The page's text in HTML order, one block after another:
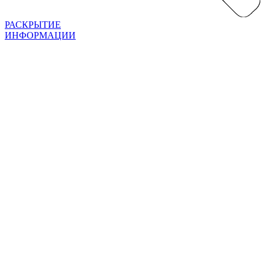
РАСКРЫТИЕ
ИНФОРМАЦИИ